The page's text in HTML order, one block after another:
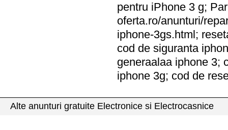
pentru iPhone 3 g;
oferta.ro/anunturi/
iphone-3gs.html;
cod de siguranta
generaalaa iphone 3;
iphone 3g; cod de
Alte anunturi gratuite Electronice si Electrocasnice